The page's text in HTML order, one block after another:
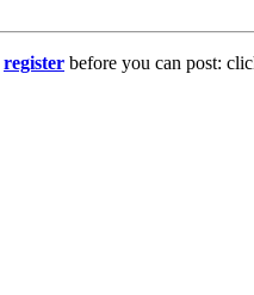
register before you can post: